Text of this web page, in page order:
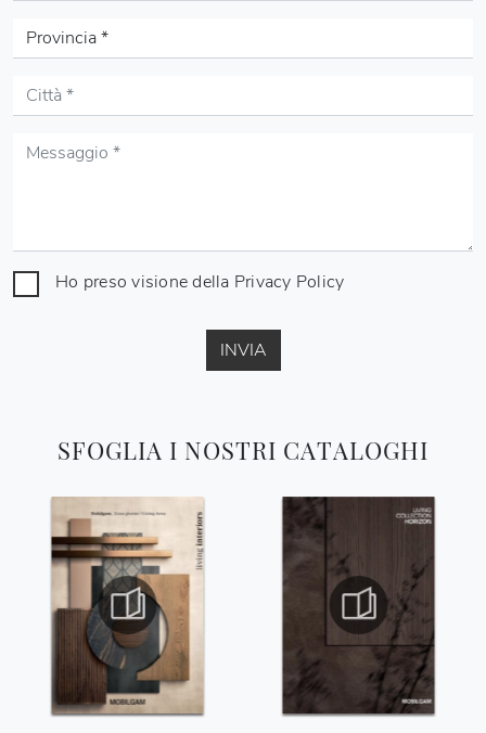
SFOGLIA I NOSTRI CATALOGHI
Ho preso visione della Privacy Policy
INVIA